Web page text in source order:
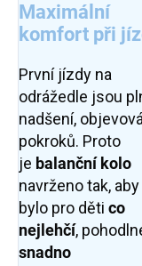
Maximální
komfort při
První jízdy na
odrážedle jsou
nadšení,
pokroků. Proto
je balanční kolo
navrženo tak, aby
bylo pro děti co
nejlehčí,
snadno